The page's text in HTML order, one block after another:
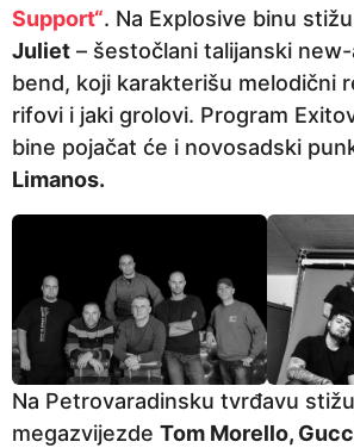
Support“. Na Explosive binu
Juliet – šestočlani talijanski
bend, koji karakterišu melodični
rifovi i jaki grolovi. Program
bine pojačat će i novosadski
Limanos.
Na Petrovaradinsku tvrđavu
megazvijezde Tom Morello,